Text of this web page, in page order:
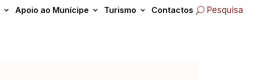
Apoio ao Munícipe Turismo Contactos Pesquisa